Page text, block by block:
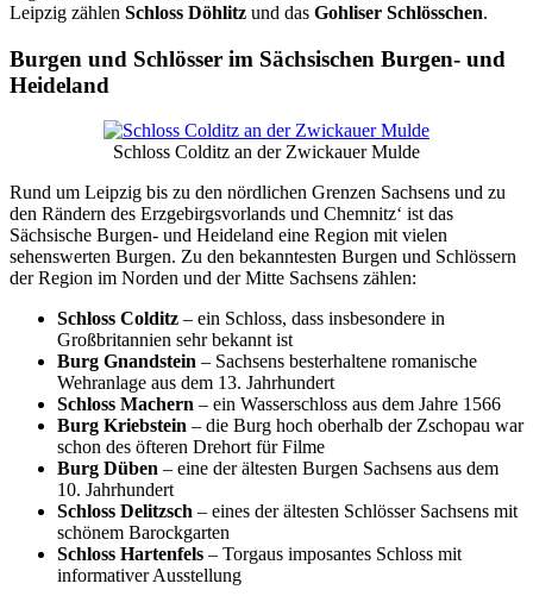
Leipzig zählen Schloss Döhlitz und das Gohliser Schlösschen.
Burgen und Schlösser im Sächsischen Burgen- und
Heideland
Schloss Colditz an der Zwickauer Mulde
Rund um Leipzig bis zu den nördlichen Grenzen Sachsens und zu
den Rändern des Erzgebirgsvorlands und Chemnitz‘ ist das
Sächsische Burgen- und Heideland eine Region mit vielen
sehenswerten Burgen. Zu den bekanntesten Burgen und Schlössern
der Region im Norden und der Mitte Sachsens zählen:
Schloss Colditz – ein Schloss, dass insbesondere in
Großbritannien sehr bekannt ist
Burg Gnandstein – Sachsens besterhaltene romanische
Wehranlage aus dem 13. Jahrhundert
Schloss Machern – ein Wasserschloss aus dem Jahre 1566
Burg Kriebstein – die Burg hoch oberhalb der Zschopau war
schon des öfteren Drehort für Filme
Burg Düben – eine der ältesten Burgen Sachsens aus dem
10. Jahrhundert
Schloss Delitzsch – eines der ältesten Schlösser Sachsens mit
schönem Barockgarten
Schloss Hartenfels – Torgaus imposantes Schloss mit
informativer Ausstellung